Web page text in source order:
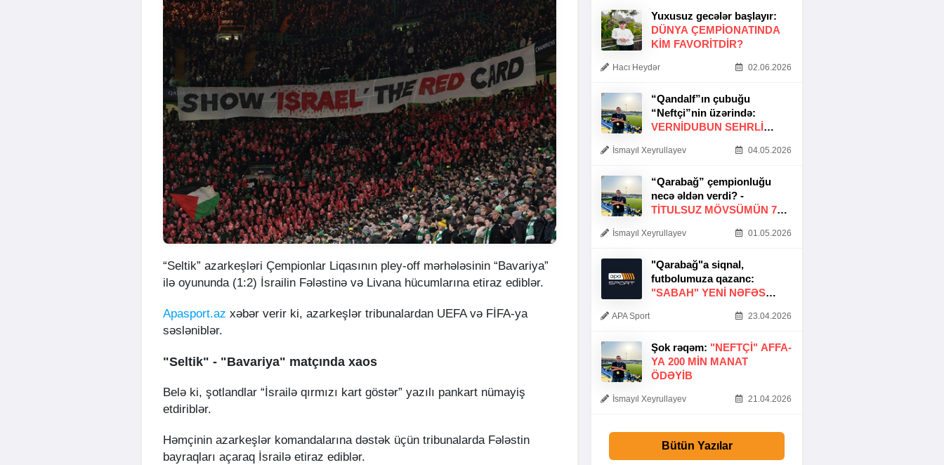
“Seltik” azarkeşləri Çempionlar Liqasının pley-off mərhələsinin “Bavariya”
ilə oyununda (1:2) İsrailin Fələstinə və Livana hücumlarına etiraz ediblər.
Apasport.az xəbər verir ki, azarkeşlər tribunalardan UEFA və FİFA-ya
səsləniblər.
"Seltik" - "Bavariya" matçında xaos
Belə ki, şotlandlar “İsrailə qırmızı kart göstər” yazılı pankart nümayiş
etdiriblər.
Həmçinin azarkeşlər komandalarına dəstək üçün tribunalarda Fələstin
bayraqları açaraq İsrailə etiraz ediblər.
Yuxusuz gecələr başlayır:
DÜNYA ÇEMPIONATINDA
KIM FAVORITDIR?
Hacı Heydər 02.06.2026
“Qandalf”ın çubuğu
“Neftçi”nin üzərində:
VERNİDUBUN SEHRLİ
İsmayıl Xeyrullayev 04.05.2026
“Qarabağ” çempionluğu
necə əldən verdi? -
TITULSUZ MÖVSÜMÜN 7
İsmayıl Xeyrullayev 01.05.2026
"Qarabağ"a siqnal,
futbolumuza qazanc:
"SABAH" YENI NƏFƏS
APA Sport 23.04.2026
Şok rəqəm: "NEFTÇI" AFFA-
YA 200 MIN MANAT
ÖDƏYIB
İsmayıl Xeyrullayev 21.04.2026
Bütün Yazılar